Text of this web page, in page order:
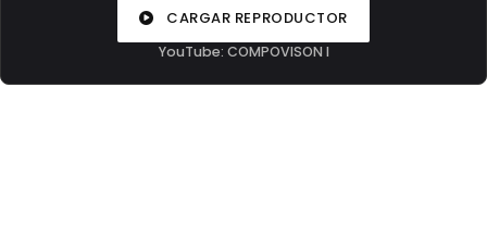
CARGAR REPRODUCTOR
YouTube: COMPOVISON I